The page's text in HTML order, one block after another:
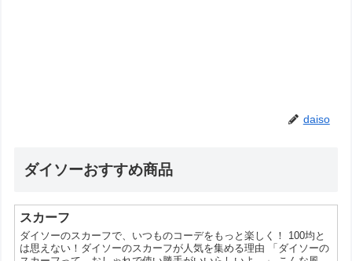
daiso
ダイソーおすすめ商品
スカーフ
ダイソーのスカーフで、いつものコーデをもっと楽しく！ 100均と
は思えない！ダイソーのスカーフが人気を集める理由 「ダイソーの